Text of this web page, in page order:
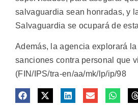
salvaguardia sean honradas, y
Salvaguardia se ocupará de
Además, la agencia explorará
sanciones contra personal que
(FIN/IPS/tra-en/aa/mk/lp/ip/98